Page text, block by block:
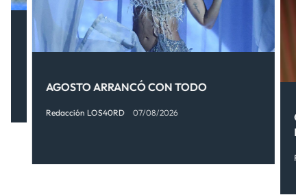
AGOSTO ARRANCÓ CON TODO
Redacción LOS40RD 07/08/2026